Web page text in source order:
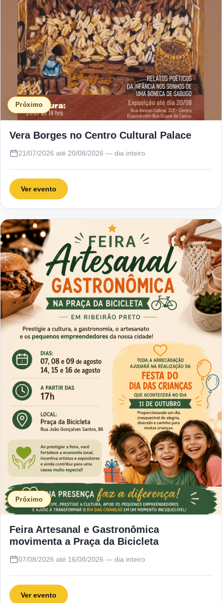
Próximo
Vera Borges no Centro Cultural Palace
21/07/2026 até 20/08/2026 — dia inteiro
Ver evento
Próximo
Feira Artesanal e Gastronômica
movimenta a Praça da Bicicleta
07/08/2026 até 16/08/2026 — dia inteiro
Ver evento